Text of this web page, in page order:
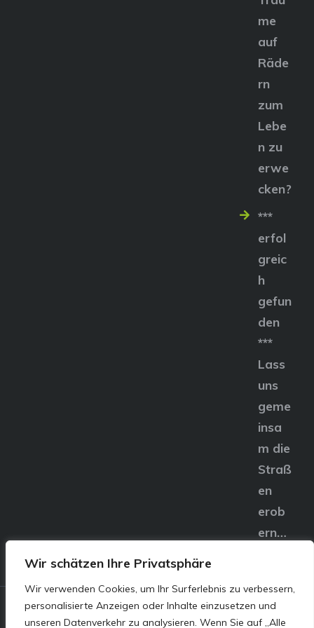
Wir schätzen Ihre Privatsphäre
Wir verwenden Cookies, um Ihr Surferlebnis zu verbessern,
personalisierte Anzeigen oder Inhalte einzusetzen und
unseren Datenverkehr zu analysieren. Wenn Sie auf „Alle
me
auf
Räde
rn
zum
Lebe
n zu
erwe
cken?
***
erfol
greic
h
gefun
den
***
Lass
uns
geme
insa
m die
Straß
en
erob
ern…
© E&S Motors GmbH,